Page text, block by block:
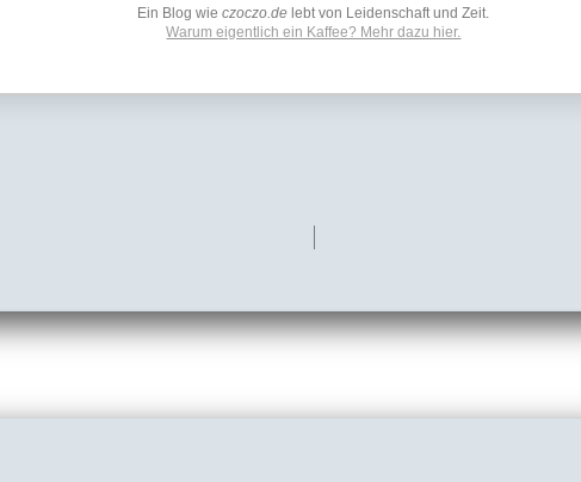
Ein Blog wieczoczo.de lebt von Leidenschaft und Zeit.
Warum eigentlich ein Kaffee? Mehr dazu hier.